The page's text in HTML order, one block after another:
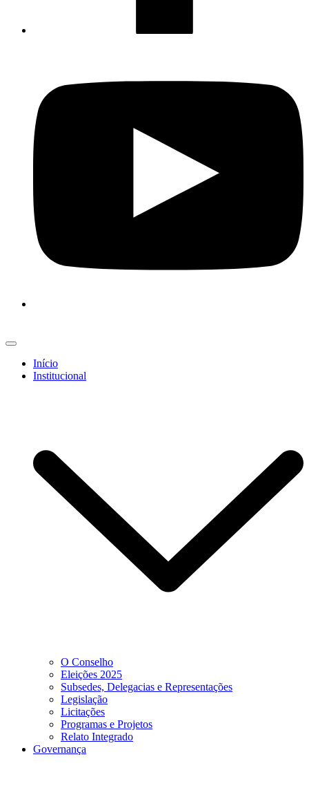
Início
Institucional
O Conselho
Eleições 2025
Subsedes, Delegacias e Representações
Legislação
Licitações
Programas e Projetos
Relato Integrado
Governança